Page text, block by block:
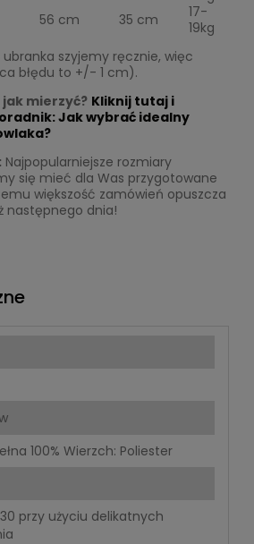
56 cm 35 cm
17-
19kg
szyjemy ręcznie, więc
błędu to +/- 1 cm).
mierzyć? Kliknij tutaj i
Jak wybrać idealny
Najpopularniejsze rozmiary
się mieć dla Was przygotowane
większość zamówień opuszcza
następnego dnia!
100% Wierzch: Poliester
przy użyciu delikatnych